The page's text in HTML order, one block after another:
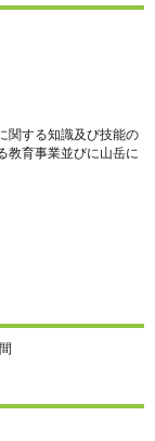
関する知識及び技能の
教育事業並びに山岳に